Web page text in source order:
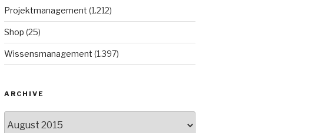
Projektmanagement (1.212)
Shop (25)
Wissensmanagement (1.397)
ARCHIVE